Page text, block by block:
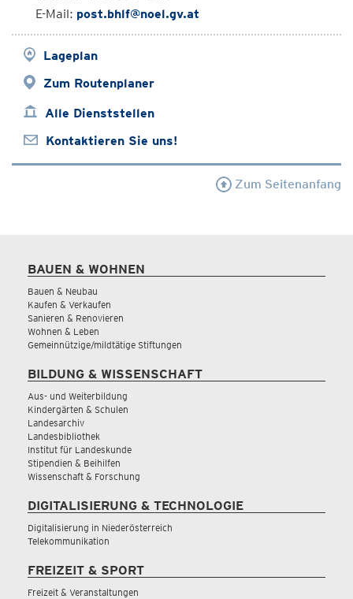
E-Mail: post.bhlf@noel.gv.at
Lageplan
Zum Routenplaner
Alle Dienststellen
Kontaktieren Sie uns!
Zum Seitenanfang
BAUEN & WOHNEN
Bauen & Neubau
Kaufen & Verkaufen
Sanieren & Renovieren
Wohnen & Leben
Gemeinnützige/mildtätige Stiftungen
BILDUNG & WISSENSCHAFT
Aus- und Weiterbildung
Kindergärten & Schulen
Landesarchiv
Landesbibliothek
Institut für Landeskunde
Stipendien & Beihilfen
Wissenschaft & Forschung
DIGITALISIERUNG & TECHNOLOGIE
Digitalisierung in Niederösterreich
Telekommunikation
FREIZEIT & SPORT
Freizeit & Veranstaltungen